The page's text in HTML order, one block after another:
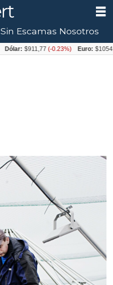
Sin Escamas Nosotros
$911,77(-0.23%) Euro: $1054,31